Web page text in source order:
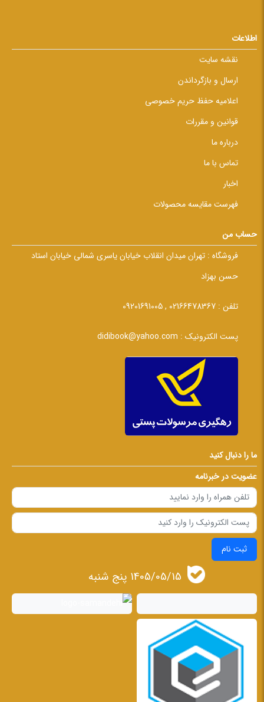
اطلاعات
نقشه سایت
ارسال و بازگرداندن
اعلامیه حفظ حریم خصوصی
قوانین و مقررات
درباره ما
تماس با ما
اخبار
فهرست مقایسه محصولات
حساب من
فروشگاه : تهران میدان انقلاب خیابان یاسری شمالی خیابان استاد
حسن بهزاد
تلفن : 02166478367 , 09201691005
پست الکترونیک : didibook@yahoo.com
ما را دنبال کنید
عضویت در خبرنامه
ثبت نام
1405/05/15 پنج شنبه